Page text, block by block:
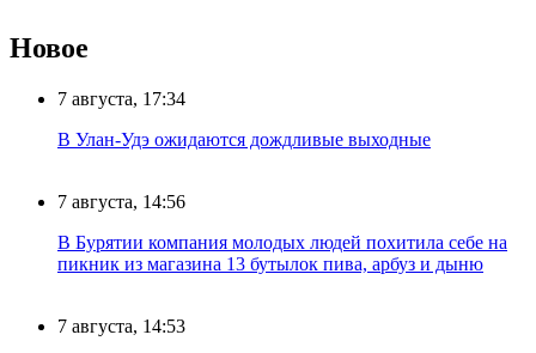
Новое
7 августа, 17:34
В Улан-Удэ ожидаются дождливые выходные
7 августа, 14:56
В Бурятии компания молодых людей похитила себе на
пикник из магазина 13 бутылок пива, арбуз и дыню
7 августа, 14:53